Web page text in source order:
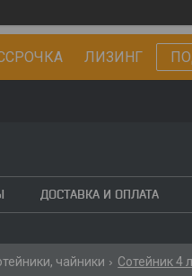
ЛИЗИНГ
ДОСТАВКА И ОПЛАТА
чайники Сотейник 4